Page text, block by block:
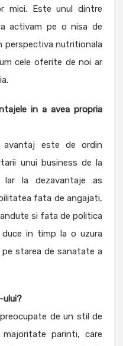
mici. Este unul dintre
activam pe o nisa de
perspectiva nutritionala
cele oferite de noi ar
in a avea propria
avantaj este de ordin
unui business de la
la dezavantaje as
fata de angajati,
si fata de politica
duce in timp la o uzura
starea de sanatate a
ului?
de un stil de
parinti, care